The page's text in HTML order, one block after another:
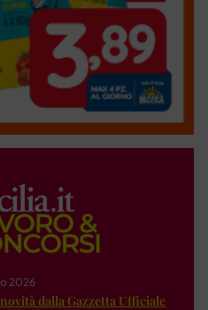
2026
dalla Gazzetta Ufficiale